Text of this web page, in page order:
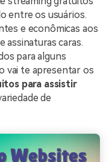
entre os usuários.
e econômicas aos
assinaturas caras.
para alguns
vai te apresentar os
para assistir
de